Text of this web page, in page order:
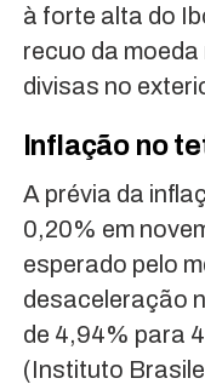
à forte alta do
recuo da
divisas no
Inflação no
A prévia da
0,20% em
esperado pelo
desaceleração
de 4,94% para
(Instituto